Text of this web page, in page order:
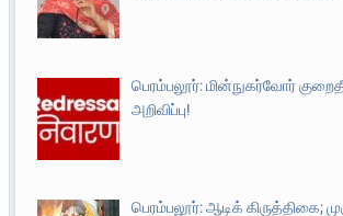
பெரம்பலூர்: மின்நுகர்வோர்
அறிவிப்பு!
பெரம்பலூர்: ஆடிக் கிருத்திகை;